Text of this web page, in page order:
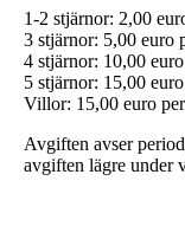
1-2 stjärnor: 2,00
3 stjärnor: 5,00 euro
4 stjärnor: 10,00
5 stjärnor: 15,00
Villor: 15,00 euro
Avgiften avser
avgiften lägre under